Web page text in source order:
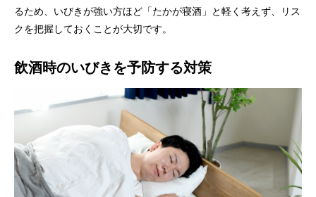
るため、いびきが強い方ほど「たかが寝酒」と軽く考えず、リス
クを把握しておくことが大切です。
飲酒時のいびきを予防する対策